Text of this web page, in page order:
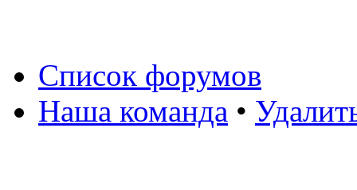
Список форумов
Наша команда •